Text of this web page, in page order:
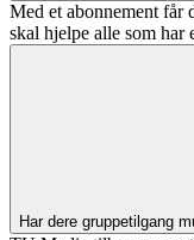
Med et abonnement
skal hjelpe alle som har
Har dere gruppetilgang